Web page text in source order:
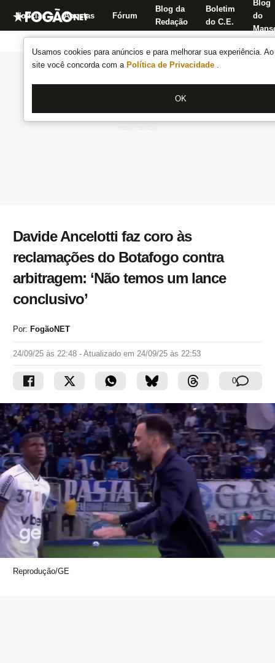
Usamos cookies para anúncios e para melhorar sua experiência.
site você concorda com a Política de Privacidade .
OK
Notícias Apostas Fórum
Blog da
Redação
Boletim
do C.E.
Blog
do
Davide Ancelotti faz coro às
reclamações do Botafogo contra
arbitragem: ‘Não temos um lance
conclusivo’
Por: FogãoNET
24/09/25 às 22:48 - Atualizado em 24/09/25 às 22:53
0
Reprodução/GE